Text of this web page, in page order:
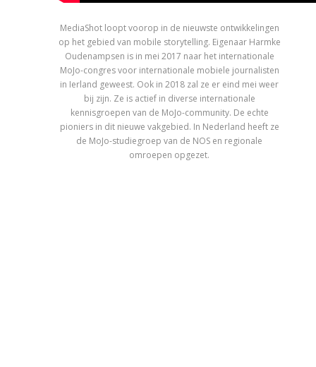
MediaShot loopt voorop in de nieuwste ontwikkelingen
op het gebied van mobile storytelling. Eigenaar Harmke
Oudenampsen is in mei 2017 naar het internationale
MoJo-congres voor internationale mobiele journalisten
in Ierland geweest. Ook in 2018 zal ze er eind mei weer
bij zijn. Ze is actief in diverse internationale
kennisgroepen van de MoJo-community. De echte
pioniers in dit nieuwe vakgebied. In Nederland heeft ze
de MoJo-studiegroep van de NOS en regionale
omroepen opgezet.